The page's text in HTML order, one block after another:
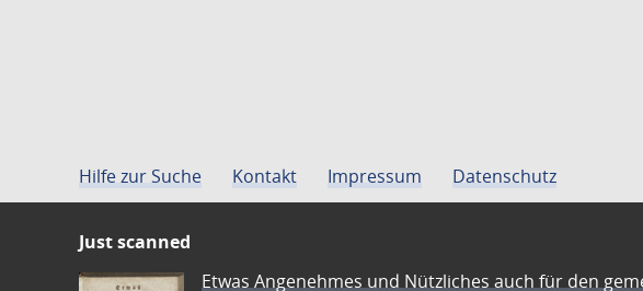
Hilfe zur Suche Kontakt Impressum Datenschutz
Just scanned
Etwas Angenehmes und Nützliches auch für den